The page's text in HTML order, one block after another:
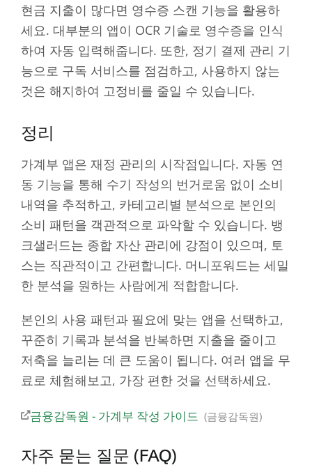
현금 지출이 많다면 영수증 스캔 기능을 활용하
세요. 대부분의 앱이 OCR 기술로 영수증을 인식
하여 자동 입력해줍니다. 또한, 정기 결제 관리 기
능으로 구독 서비스를 점검하고, 사용하지 않는
것은 해지하여 고정비를 줄일 수 있습니다.
정리
가계부 앱은 재정 관리의 시작점입니다. 자동 연
동 기능을 통해 수기 작성의 번거로움 없이 소비
내역을 추적하고, 카테고리별 분석으로 본인의
소비 패턴을 객관적으로 파악할 수 있습니다. 뱅
크샐러드는 종합 자산 관리에 강점이 있으며, 토
스는 직관적이고 간편합니다. 머니포워드는 세밀
한 분석을 원하는 사람에게 적합합니다.
본인의 사용 패턴과 필요에 맞는 앱을 선택하고,
꾸준히 기록과 분석을 반복하면 지출을 줄이고
저축을 늘리는 데 큰 도움이 됩니다. 여러 앱을 무
료로 체험해보고, 가장 편한 것을 선택하세요.
금융감독원 - 가계부 작성 가이드 금융감독원
자주 묻는 질문 (FAQ)